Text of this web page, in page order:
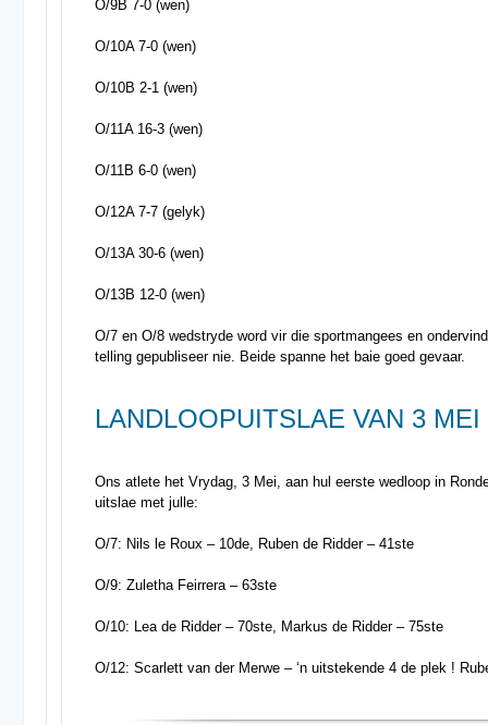
O/9B 7-0 (wen)
O/10A 7-0 (wen)
O/10B 2-1 (wen)
O/11A 16-3 (wen)
O/11B 6-0 (wen)
O/12A 7-7 (gelyk)
O/13A 30-6 (wen)
O/13B 12-0 (wen)
O/7 en O/8 wedstryde word vir die sportmangees en
telling gepubliseer nie. Beide spanne het baie goed gevaar.
LANDLOOPUITSLAE VAN 3 MEI
Ons atlete het Vrydag, 3 Mei, aan hul eerste wedloop in
uitslae met julle:
O/7: Nils le Roux – 10de, Ruben de Ridder – 41ste
O/9: Zuletha Feirrera – 63ste
O/10: Lea de Ridder – 70ste, Markus de Ridder – 75ste
O/12: Scarlett van der Merwe – ‘n uitstekende 4 de plek !